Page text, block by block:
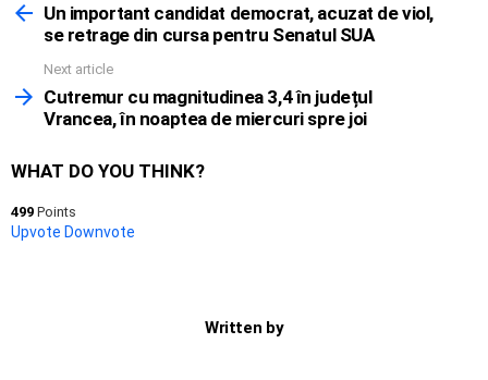
moreUn important candidat democrat, acuzat de viol,
se retrage din cursa pentru Senatul SUA
Next article
Cutremur cu magnitudinea 3,4 în județul
Vrancea, în noaptea de miercuri spre joi
WHAT DO YOU THINK?
499 Points
Upvote Downvote
Written by